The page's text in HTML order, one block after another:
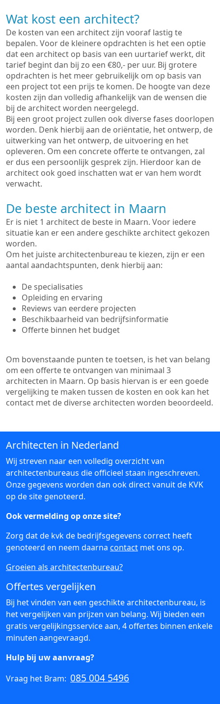
Wat kost een architect?
De kosten van een architect zijn vooraf lastig te
bepalen. Voor de kleinere opdrachten is het een optie
dat een architect op basis van een uurtarief werkt, dit
tarief begint dan bij zo een €80,- per uur. Bij grotere
opdrachten is het meer gebruikelijk om op basis van
een project tot een prijs te komen. De hoogte van deze
kosten zijn dan volledig afhankelijk van de wensen die
bij de architect worden neergelegd.
Bij een groot project zullen ook diverse fases doorlopen
worden. Denk hierbij aan de oriëntatie, het ontwerp, de
uitwerking van het ontwerp, de uitvoering en het
opleveren. Om een concrete offerte te ontvangen, zal
er dus een persoonlijk gesprek zijn. Hierdoor kan de
architect ook goed inschatten wat er van hem wordt
verwacht.
De beste architect in Maarn
Er is niet 1 architect de beste in Maarn. Voor iedere
situatie kan er een andere geschikte architect gekozen
worden.
Om het juiste architectenbureau te kiezen, zijn er een
aantal aandachtspunten, denk hierbij aan:
De specialisaties
Opleiding en ervaring
Reviews van eerdere projecten
Beschikbaarheid van bedrijfsinformatie
Offerte binnen het budget
Om bovenstaande punten te toetsen, is het van belang
om een offerte te ontvangen van minimaal 3
architecten in Maarn. Op basis hiervan is er een goede
vergelijking te maken tussen de kosten en ook kan het
contact met de diverse architecten worden beoordeeld.
Architecten in Nederland
Wij streven naar een volledig overzicht van
architectenbureaus die officieel staan ingeschreven.
Onze gegevens worden dan ook direct vanuit de KVK
op de site genoteerd.
Ook vermelding op onze site?
Zorg dat de kvk de bedrijfsgegevens correct heeft
genoteerd en neem daarna contact met ons op.
Groeien als architectenbureau?
Offertes vergelijken
Bij het vinden van een geschikte architectenbureau, is
het vergelijken van prijzen van belang. Wij bieden een
gratis vergelijkingsservice aan, 4 offertes binnen enkele
minuten aangevraagd.
Hulp bij uw aanvraag?
Vraag het Bram: 085 004 5496